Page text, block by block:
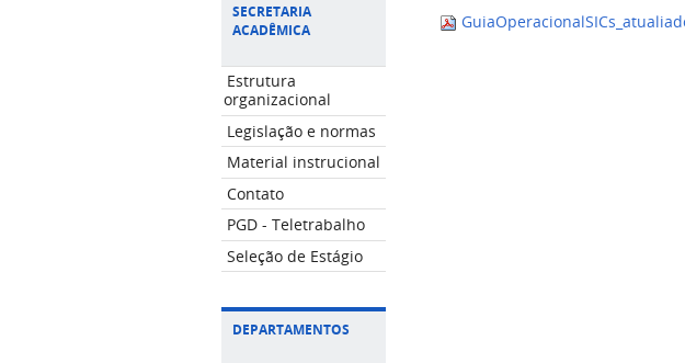
SECRETARIA
ACADÊMICA
Estrutura
organizacional
Legislação e normas
Material instrucional
Contato
PGD - Teletrabalho
Seleção de Estágio
DEPARTAMENTOS